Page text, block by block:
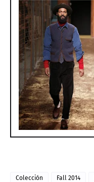
Colección Fall 2014